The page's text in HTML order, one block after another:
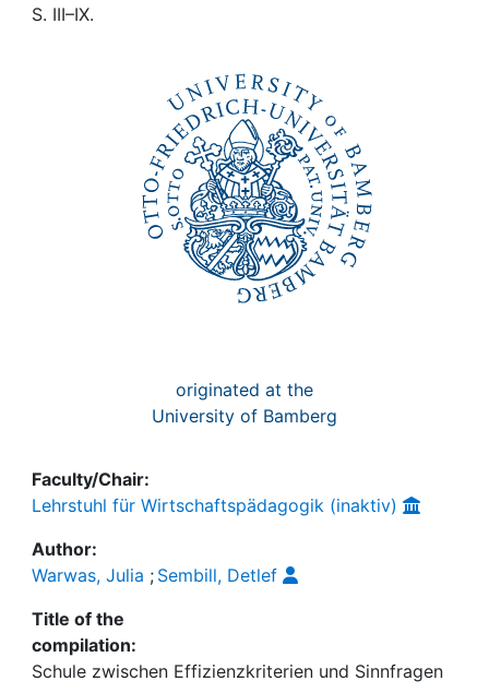
S. III–IX.
originated at the
University of Bamberg
Faculty/Chair:
Lehrstuhl für Wirtschaftspädagogik (inaktiv)
Author:
Warwas, Julia ; Sembill, Detlef
Title of the
compilation:
Schule zwischen Effizienzkriterien und Sinnfragen